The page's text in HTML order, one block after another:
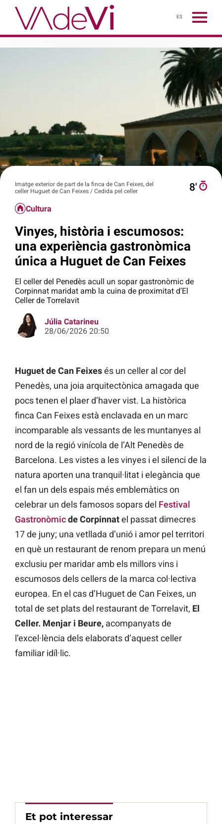
ES
Imatge exterior de part de la finca de Can Feixes, del
celler Huguet de Can Feixes / Cedida pel celler
8′
Cultura
Vinyes, història i escumosos:
una experiència gastronòmica
única a Huguet de Can Feixes
El celler del Penedès acull un sopar gastronòmic de
Corpinnat maridat amb la cuina de proximitat d’El
Celler de Torrelavit
Júlia Catarineu
28/06/2026 20:50
Huguet de Can Feixesés un celler al cor del
Penedès, una joia arquitectònica amagada que
pocs tenen el plaer d’haver vist. La històrica
finca Can Feixes està enclavada en un marc
incomparable als vessants de les muntanyes al
nord de la regió vinícola de l’Alt Penedès de
Barcelona. Les vistes a les vinyes i el silenci de la
natura aporten una tranquil·litat i elegància que
el fan un dels espais més emblemàtics on
celebrar un dels famosos soparsdel Festival
Gastronòmicde Corpinnatel passat dimecres
17 de juny; una vetllada d’unió i amor pel territori
en què un restaurant de renom prepara un menú
exclusiu per maridar amb els millors vins i
escumosos dels cellers de la marca col·lectiva
europea. En el cas d’Huguet de Can Feixes, un
total de set plats del restaurant de Torrelavit, El
Celler. Menjar i Beure, acompanyats de
l’excel·lència dels elaborats d’aquest celler
familiar idíl·lic.
Et pot interessar